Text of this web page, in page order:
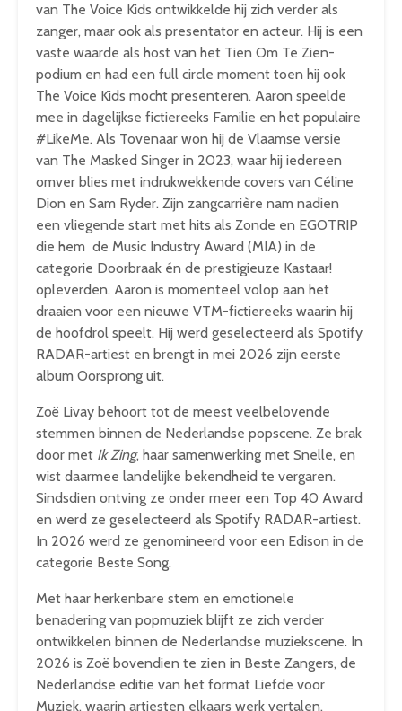
van The Voice Kids ontwikkelde hij zich verder als
zanger, maar ook als presentator en acteur. Hij is een
vaste waarde als host van het Tien Om Te Zien-
podium en had een full circle moment toen hij ook
The Voice Kids mocht presenteren. Aaron speelde
mee in dagelijkse fictiereeks Familie en het populaire
#LikeMe. Als Tovenaar won hij de Vlaamse versie
van The Masked Singer in 2023, waar hij iedereen
omver blies met indrukwekkende covers van Céline
Dion en Sam Ryder. Zijn zangcarrière nam nadien
een vliegende start met hits als Zonde en EGOTRIP
die hem de Music Industry Award (MIA) in de
categorie Doorbraak én de prestigieuze Kastaar!
opleverden. Aaron is momenteel volop aan het
draaien voor een nieuwe VTM-fictiereeks waarin hij
de hoofdrol speelt. Hij werd geselecteerd als Spotify
RADAR-artiest en brengt in mei 2026 zijn eerste
album Oorsprong uit.
Zoë Livay behoort tot de meest veelbelovende
stemmen binnen de Nederlandse popscene. Ze brak
door met Ik Zing, haar samenwerking met Snelle, en
wist daarmee landelijke bekendheid te vergaren.
Sindsdien ontving ze onder meer een Top 40 Award
en werd ze geselecteerd als Spotify RADAR-artiest.
In 2026 werd ze genomineerd voor een Edison in de
categorie Beste Song.
Met haar herkenbare stem en emotionele
benadering van popmuziek blijft ze zich verder
ontwikkelen binnen de Nederlandse muziekscene. In
2026 is Zoë bovendien te zien in Beste Zangers, de
Nederlandse editie van het format Liefde voor
Muziek, waarin artiesten elkaars werk vertalen.